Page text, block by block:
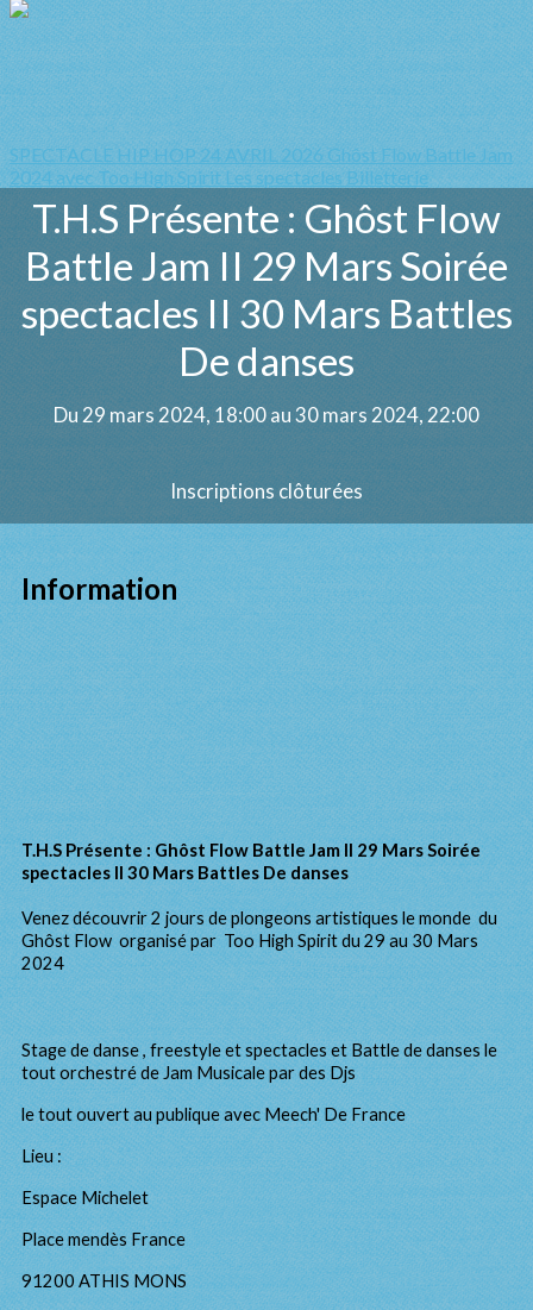
SPECTACLE HIP HOP 24 AVRIL 2026Ghôst Flow Battle Jam
2024 avec Too High SpiritLes spectaclesBilletterie
T.H.S Présente : Ghôst Flow
Battle Jam II 29 Mars Soirée
spectacles II 30 Mars Battles
De danses
Du 29 mars 2024, 18:00 au 30 mars 2024, 22:00
Inscriptions clôturées
Information
T.H.S Présente : Ghôst Flow Battle Jam II 29 Mars Soirée
spectacles II 30 Mars Battles De danses
Venez découvrir 2 jours de plongeons artistiques le monde du
Ghôst Flow organisé par Too High Spirit du 29 au 30 Mars
2024
Stage de danse , freestyle et spectacles et Battle de danses le
tout orchestré de Jam Musicale par des Djs
le tout ouvert au publique avec Meech' De France
Lieu :
Espace Michelet
Place mendès France
91200 ATHIS MONS